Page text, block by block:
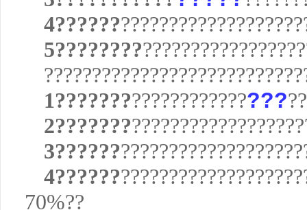
4??????
5????????
1??????????????????????
2???????
3??????
4??????
70%??